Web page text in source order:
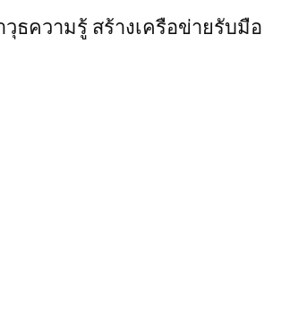
วุธความรู้ สร้างเครือข่ายรับมือ